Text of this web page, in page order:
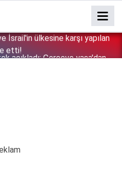
açıkladı: Çerçeve yasa'dan
İşte detaylar...